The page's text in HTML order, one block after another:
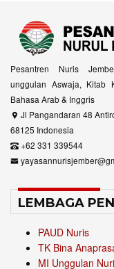
Pesantren Nuris
unggulan Aswaja, Kitab
Bahasa Arab & Inggris
Jl Pangandaran 48
68125 Indonesia
+62 331 339544
LEMBAGA
PAUD Nuris
TK Bina
MI Unggulan